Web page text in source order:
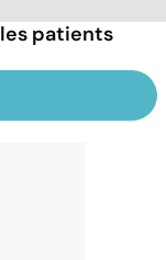
patients